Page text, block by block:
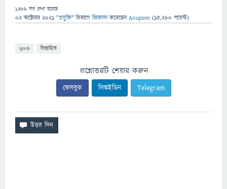
1,489 বার দেখা হয়েছে
02 অক্টোবর 2021 "প্রযুক্তি" বিভাগে জিজ্ঞাসাকরেছেনAnupom (15,280 পয়েন্ট)
ipv6 বিস্তারিত
প্রশ্নোত্তরটি শেয়ার করুন
ফেসবুক লিঙ্কইডিন Telegram